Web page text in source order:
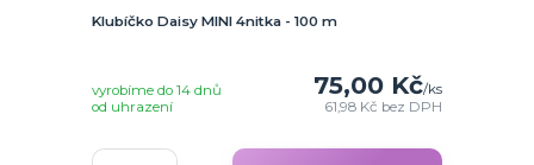
Klubíčko Daisy MINI 4nitka - 100 m
75,00 Kč/ks
61,98 Kč bez DPH
vyrobíme do 14 dnů
od uhrazení